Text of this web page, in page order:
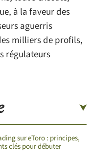
à la faveur des
aguerris
milliers de profils,
régulateurs
sur eToro : principes,
clés pour débuter